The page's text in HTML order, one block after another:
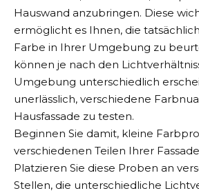
Hauswand anzubringen. Diese
ermöglicht es Ihnen, die
Farbe in Ihrer Umgebung zu
können je nach den
Umgebung unterschiedlich
unerlässlich, verschiedene
Hausfassade zu testen.
Beginnen Sie damit, kleine
verschiedenen Teilen Ihrer
Platzieren Sie diese Proben an
Stellen, die unterschiedliche